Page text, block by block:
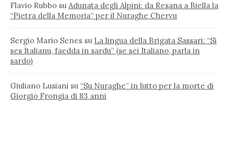
Flavio Rubbo su Adunata degli Alpini: da Resana a Biella la
“Pietra della Memoria” per il Nuraghe Chervu
Sergio Mario Senes su La lingua della Brigata Sassari: “Si
ses Italianu, faedda in sardu” (se sei Italiano, parla in
sardo)
Giuliano Lusiani su “Su Nuraghe” in lutto per la morte di
Giorgio Frongia di 83 anni